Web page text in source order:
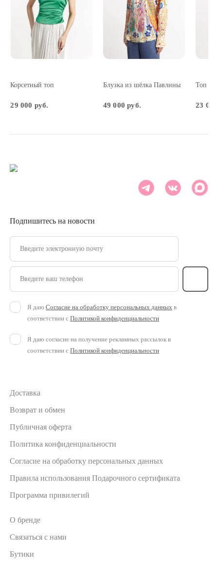
Корсетный топ
29 000 руб.
Блузка из шёлка Павлины
49 000 руб.
Топ из
23
Доставка
Возврат и обмен
Публичная оферта
Политика конфиденциальности
Согласие на обработку персональных данных
Правила использования Подарочного сертификата
Программа привилегий
О бренде
Связаться с нами
Бутики
Подпишитесь на новости
Введите электронную почту
Введите ваш телефон
Я даю Согласие на обработку персональных данных в
соответствии с Политикой конфиденциальности
Я даю согласие на получение рекламных рассылок в
соответствии с Политикой конфиденциальности